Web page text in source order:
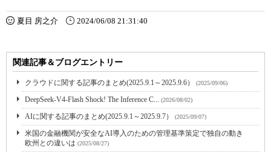
夏目 房之介 2024/06/08 21:31:40
関連記事＆ブログエントリー
クラウドに関する記事のまとめ(2025.9.1～2025.9.6） (2025/09/06)
DeepSeek-V4-Flash Shock! The Inference C... (2026/08/02)
AIに関する記事のまとめ(2025.9.1～2025.9.7） (2025/09/07)
米国の金融機関が安全なAI導入のための管理基準策定で独自の動き
欧州との違いは (2025/08/27)